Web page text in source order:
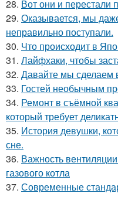
28. Вот они и перестали
29. Оказывается, мы
неправильно поступали.
30. Что происходит в
31. Лайфхаки, чтобы
32. Давайте мы сделаем
33. Гостей необычным
34. Ремонт в съёмной
который требует
35. История девушки,
сне.
36. Важность
газового котла
37. Современные